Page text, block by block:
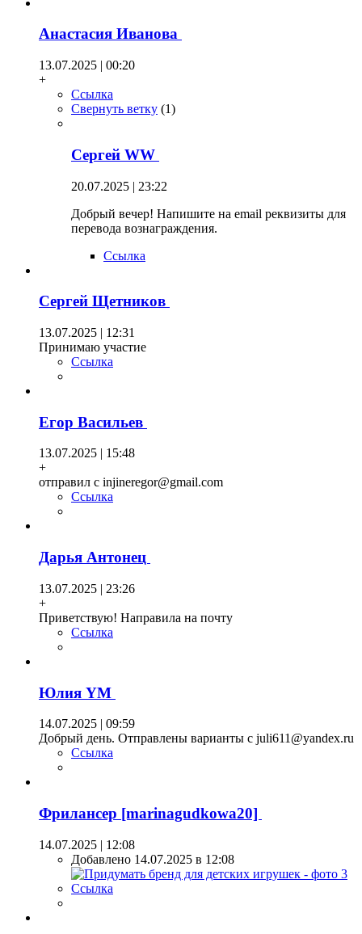
Анастасия Иванова
13.07.2025 | 00:20
+
Ссылка
Свернуть ветку (1)
Сергей WW
20.07.2025 | 23:22
Добрый вечер! Напишите на email реквизиты для
перевода вознаграждения.
Ссылка
Сергей Щетников
13.07.2025 | 12:31
Принимаю участие
Ссылка
Егор Васильев
13.07.2025 | 15:48
+
отправил с injineregor@gmail.com
Ссылка
Дарья Антонец
13.07.2025 | 23:26
+
Приветствую! Направила на почту
Ссылка
Юлия YM
14.07.2025 | 09:59
Добрый день. Отправлены варианты с juli611@yandex.ru
Ссылка
Фрилансер [marinagudkowa20]
14.07.2025 | 12:08
Добавлено 14.07.2025 в 12:08
Ссылка